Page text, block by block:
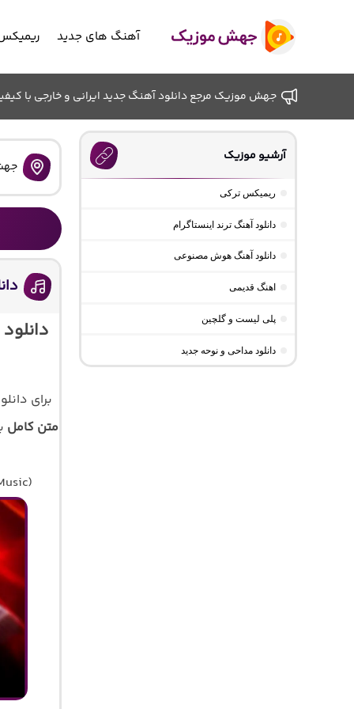
آهنگ های جدید
جهش موزیک مرجع دانلود آهنگ جدید ایرانی و خارجی با
برای
متن کامل
آرشیو موزیک
ریمیکس ترکی
دانلود آهنگ ترند اینستاگرام
دانلود آهنگ هوش مصنوعی
اهنگ قدیمی
پلی لیست و گلچین
دانلود مداحی و نوحه جدید